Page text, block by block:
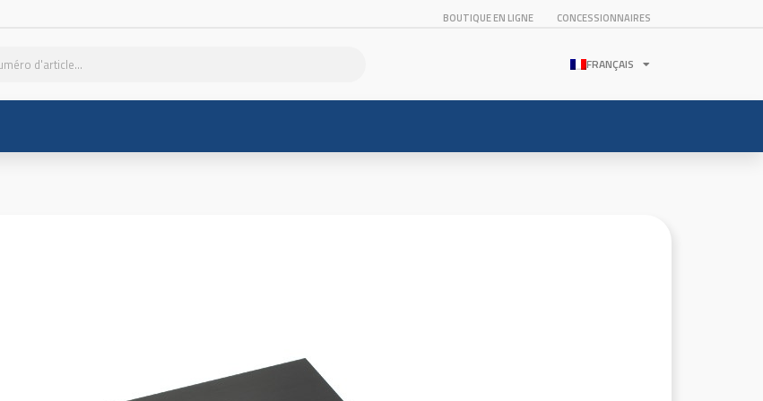
BOUTIQUE EN LIGNE CONCESSIONNAIRES
FRANÇAIS